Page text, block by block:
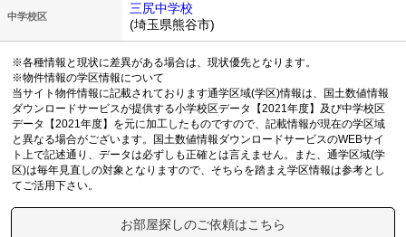
中学校区
三尻中学校
(埼玉県熊谷市)
※各種情報と現状に差異がある場合は、現状優先となります。
※物件情報の学区情報について
当サイト物件情報に記載されております通学区域(学区)情報は、国土数値情報
ダウンロードサービスが提供する小学校区データ【2021年度】及び中学校区
データ【2021年度】を元に加工したものですので、記載情報が現在の学区域
と異なる場合がございます。国土数値情報ダウンロードサービスのWEBサイ
ト上で記述通り、データは必ずしも正確とは言えません。また、通学区域(学
区)は毎年見直しの対象となりますので、そちらを踏まえ学区情報は参考とし
てご活用下さい。
お部屋探しのご依頼はこちら